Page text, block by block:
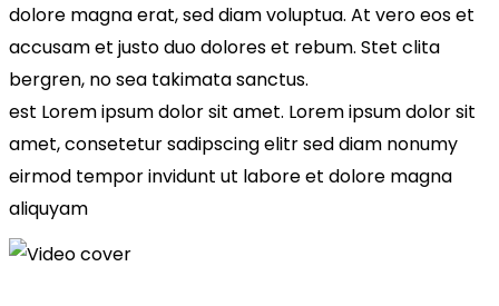
dolore magna erat, sed diam voluptua. At vero eos et
accusam et justo duo dolores et rebum. Stet clita
bergren, no sea takimata sanctus.
est Lorem ipsum dolor sit amet. Lorem ipsum dolor sit
amet, consetetur sadipscing elitr sed diam nonumy
eirmod tempor invidunt ut labore et dolore magna
aliquyam